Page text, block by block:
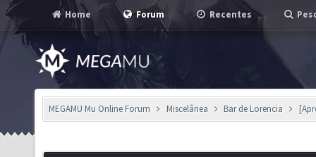
Home Forum Recentes
MEGAMU Mu Online Forum Miscelânea Bar de Lorencia